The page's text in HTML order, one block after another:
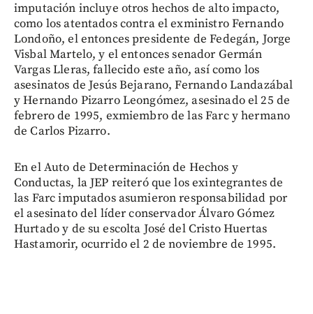
imputación incluye otros hechos de alto impacto,
como los atentados contra el exministro Fernando
Londoño, el entonces presidente de Fedegán, Jorge
Visbal Martelo, y el entonces senador Germán
Vargas Lleras, fallecido este año, así como los
asesinatos de Jesús Bejarano, Fernando Landazábal
y Hernando Pizarro Leongómez, asesinado el 25 de
febrero de 1995, exmiembro de las Farc y hermano
de Carlos Pizarro.
En el Auto de Determinación de Hechos y
Conductas, la JEP reiteró que los exintegrantes de
las Farc imputados asumieron responsabilidad por
el asesinato del líder conservador Álvaro Gómez
Hurtado y de su escolta José del Cristo Huertas
Hastamorir, ocurrido el 2 de noviembre de 1995.